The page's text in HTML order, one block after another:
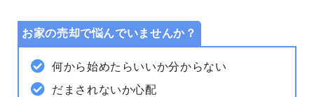
お家の売却で悩んでいませんか？
何から始めたらいいか分からない
だまされないか心配